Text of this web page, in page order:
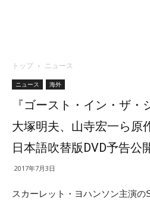
トップ ニュース
ニュース 海外
『ゴースト・イン・ザ・
大塚明夫、山寺宏一ら原
日本語吹替版DVD予告公
2017年7月3日
スカーレット・ヨハンソン主演の